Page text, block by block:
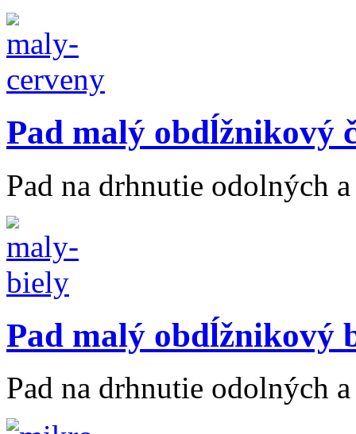
Pad malý obdĺžnikový
Pad na drhnutie odolných
Pad malý obdĺžnikový
Pad na drhnutie odolných